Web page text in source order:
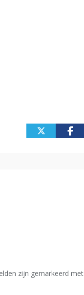
zijn gemarkeerd met